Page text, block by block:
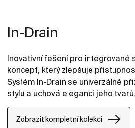
In-Drain
Inovativní řešení pro integrované
koncept, který zlepšuje
Systém In-Drain se univerzálně
stylu a uchová eleganci jeho tvarů.
Zobrazit kompletní kolekci